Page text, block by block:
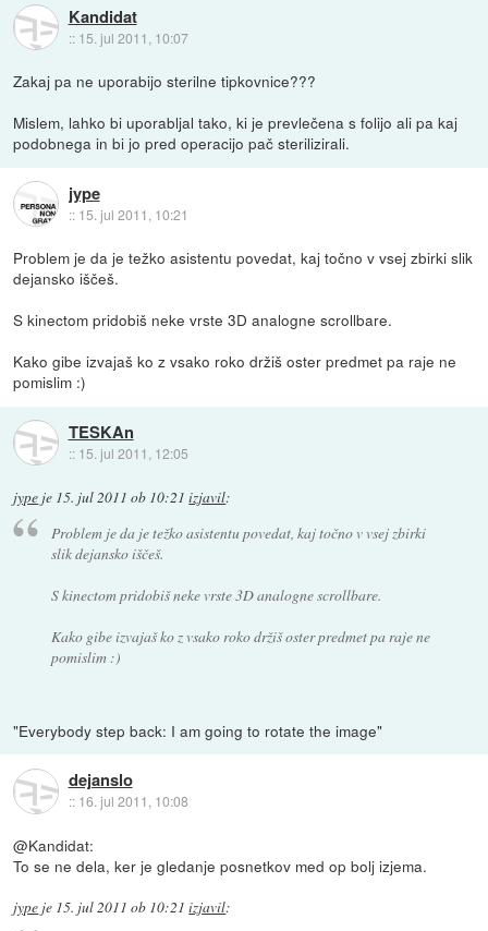
Kandidat
:: 15. jul 2011, 10:07
Zakaj pa ne uporabijo sterilne tipkovnice???
Mislem, lahko bi uporabljal tako, ki je prevlečena s folijo ali pa kaj
podobnega in bi jo pred operacijo pač sterilizirali.
jype
:: 15. jul 2011, 10:21
Problem je da je težko asistentu povedat, kaj točno v vsej zbirki slik
dejansko iščeš.
S kinectom pridobiš neke vrste 3D analogne scrollbare.
Kako gibe izvajaš ko z vsako roko držiš oster predmet pa raje ne
pomislim :)
TESKAn
:: 15. jul 2011, 12:05
jype je 15. jul 2011 ob 10:21 izjavil:
Problem je da je težko asistentu povedat, kaj točno v vsej zbirki
slik dejansko iščeš.
S kinectom pridobiš neke vrste 3D analogne scrollbare.
Kako gibe izvajaš ko z vsako roko držiš oster predmet pa raje ne
pomislim :)
"Everybody step back: I am going to rotate the image"
dejanslo
:: 16. jul 2011, 10:08
@Kandidat:
To se ne dela, ker je gledanje posnetkov med op bolj izjema.
jype je 15. jul 2011 ob 10:21 izjavil: